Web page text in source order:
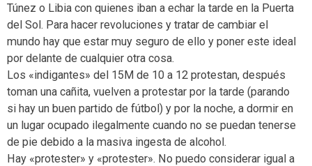
Túnez o Libia con quienes iban a echar la tarde en la Puerta
del Sol. Para hacer revoluciones y tratar de cambiar el
mundo hay que estar muy seguro de ello y poner este ideal
por delante de cualquier otra cosa.
Los «indigantes» del 15M de 10 a 12 protestan, después
toman una cañita, vuelven a protestar por la tarde (parando
si hay un buen partido de fútbol) y por la noche, a dormir en
un lugar ocupado ilegalmente cuando no se puedan tenerse
de pie debido a la masiva ingesta de alcohol.
Hay «protester» y «protester». No puedo considerar igual a